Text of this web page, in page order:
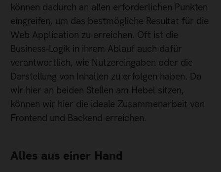
können dadurch an allen erforderlichen Punkten
eingreifen, um das bestmögliche Resultat für die
Web Application zu erreichen. Oft ist die
Business-Logik in ihrem Ablauf auch dafür
verantwortlich, wie Nutzereingaben oder die
Darstellung von Inhalten zu erfolgen haben. Da
wir hier an beiden Stellen am Hebel sitzen,
können wir hier die ideale Zusammenarbeit von
Frontend und Backend erreichen.
Alles aus einer Hand